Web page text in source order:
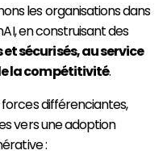
les organisations dans
en construisant des
sécurisés, au service
la compétitivité.
différenciantes,
vers une adoption
: